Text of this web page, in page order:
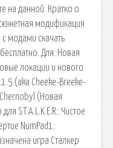
на данной. Кратко о
модификация
модами скачать
Для. Новая
локации и нового
(aka Cheeke-Breeke-
(Новая
S.T.A.L.K.E.R.: Чистое
NumPad1:
игра Сталкер